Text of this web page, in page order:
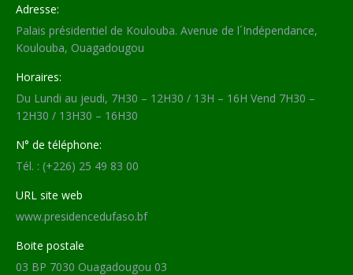
Adresse:
Palais présidentiel de Koulouba. Avenue de l´Indépendance,
Koulouba, Ouagadougou
Horaires:
Du Lundi au jeudi, 7H30 – 12H30 / 13H – 16H Vend 7H30 –
12H30 / 13H30 – 16H30
N° de téléphone:
Tél. : (+226) 25 49 83 00
URL site web
www.presidencedufaso.bf
Boite postale
03 BP 7030 Ouagadougou 03